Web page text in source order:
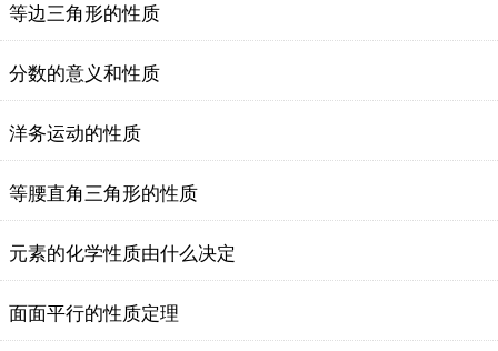
等边三角形的性质
分数的意义和性质
洋务运动的性质
等腰直角三角形的性质
元素的化学性质由什么决定
面面平行的性质定理